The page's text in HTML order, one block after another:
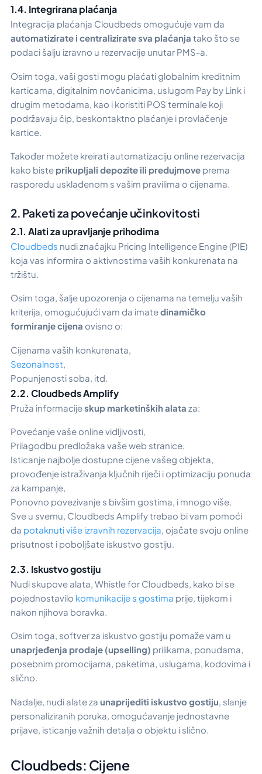
1.4. Integrirana plaćanja
Integracija plaćanja Cloudbeds omogućuje vam da
automatizirate i centralizirate sva plaćanja tako što se
podaci šalju izravno u rezervacije unutar PMS-a.
Osim toga, vaši gosti mogu plaćati globalnim kreditnim
karticama, digitalnim novčanicima, uslugom Pay by Link i
drugim metodama, kao i koristiti POS terminale koji
podržavaju čip, beskontaktno plaćanje i provlačenje
kartice.
Također možete kreirati automatizaciju online rezervacija
kako biste prikupljali depozite ili predujmove prema
rasporedu usklađenom s vašim pravilima o cijenama.
2. Paketi za povećanje učinkovitosti
2.1. Alati za upravljanje prihodima
Cloudbeds nudi značajku Pricing Intelligence Engine (PIE)
koja vas informira o aktivnostima vaših konkurenata na
tržištu.
Osim toga, šalje upozorenja o cijenama na temelju vaših
kriterija, omogućujući vam da imatedinamičko
formiranje cijena ovisno o:
Cijenama vaših konkurenata,
Sezonalnost
Popunjenosti soba, itd.
2.2. Cloudbeds Amplify
Pruža informacijeskup marketinških alata za:
Povećanje vaše online vidljivosti,
Prilagodbu predložaka vaše web stranice,
Isticanje najbolje dostupne cijene vašeg objekta,
provođenje istraživanja ključnih riječi i optimizaciju ponuda
za kampanje,
Ponovno povezivanje s bivšim gostima, i mnogo više.
Sve u svemu, Cloudbeds Amplify trebao bi vam pomoći
da potaknuti više izravnih rezervacija, ojačate svoju online
prisutnost i poboljšate iskustvo gostiju.
2.3. Iskustvo gostiju
Nudi skupove alata, Whistle for Cloudbeds , kako bi se
pojednostavilo komunikacije s gostima prije, tijekom i
nakon njihova boravka.
Osim toga, softver za iskustvo gostiju pomaže vam u
unaprjeđenja prodaje (upselling) prilikama, ponudama,
posebnim promocijama, paketima, uslugama, kodovima i
slično.
Nadalje, nudi alate za unaprijediti iskustvo gostiju , slanje
personaliziranih poruka, omogućavanje jednostavne
prijave, isticanje važnih detalja o objektu i slično.
Cloudbeds: Cijene